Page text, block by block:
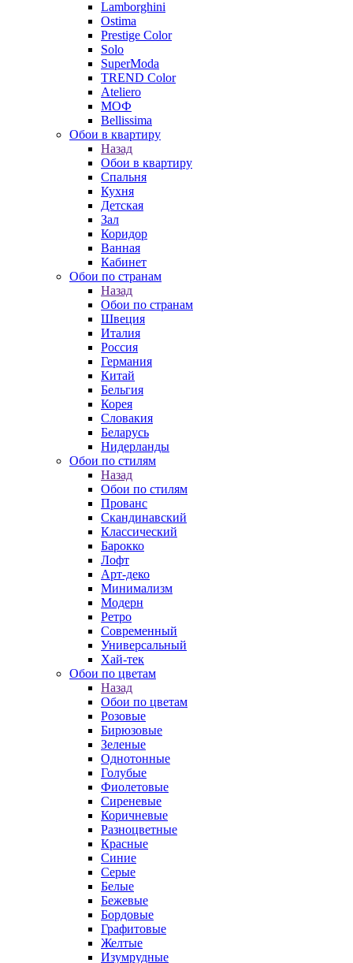
Lamborghini
Ostima
Prestige Color
Solo
SuperModa
TREND Color
Ateliero
МОФ
Bellissima
Обои в квартиру
Назад
Обои в квартиру
Спальня
Кухня
Детская
Зал
Коридор
Ванная
Кабинет
Обои по странам
Назад
Обои по странам
Швеция
Италия
Россия
Германия
Китай
Бельгия
Корея
Словакия
Беларусь
Нидерланды
Обои по стилям
Назад
Обои по стилям
Прованс
Скандинавский
Классический
Барокко
Лофт
Арт-деко
Минимализм
Модерн
Ретро
Современный
Универсальный
Хай-тек
Обои по цветам
Назад
Обои по цветам
Розовые
Бирюзовые
Зеленые
Однотонные
Голубые
Фиолетовые
Сиреневые
Коричневые
Разноцветные
Красные
Синие
Серые
Белые
Бежевые
Бордовые
Графитовые
Желтые
Изумрудные